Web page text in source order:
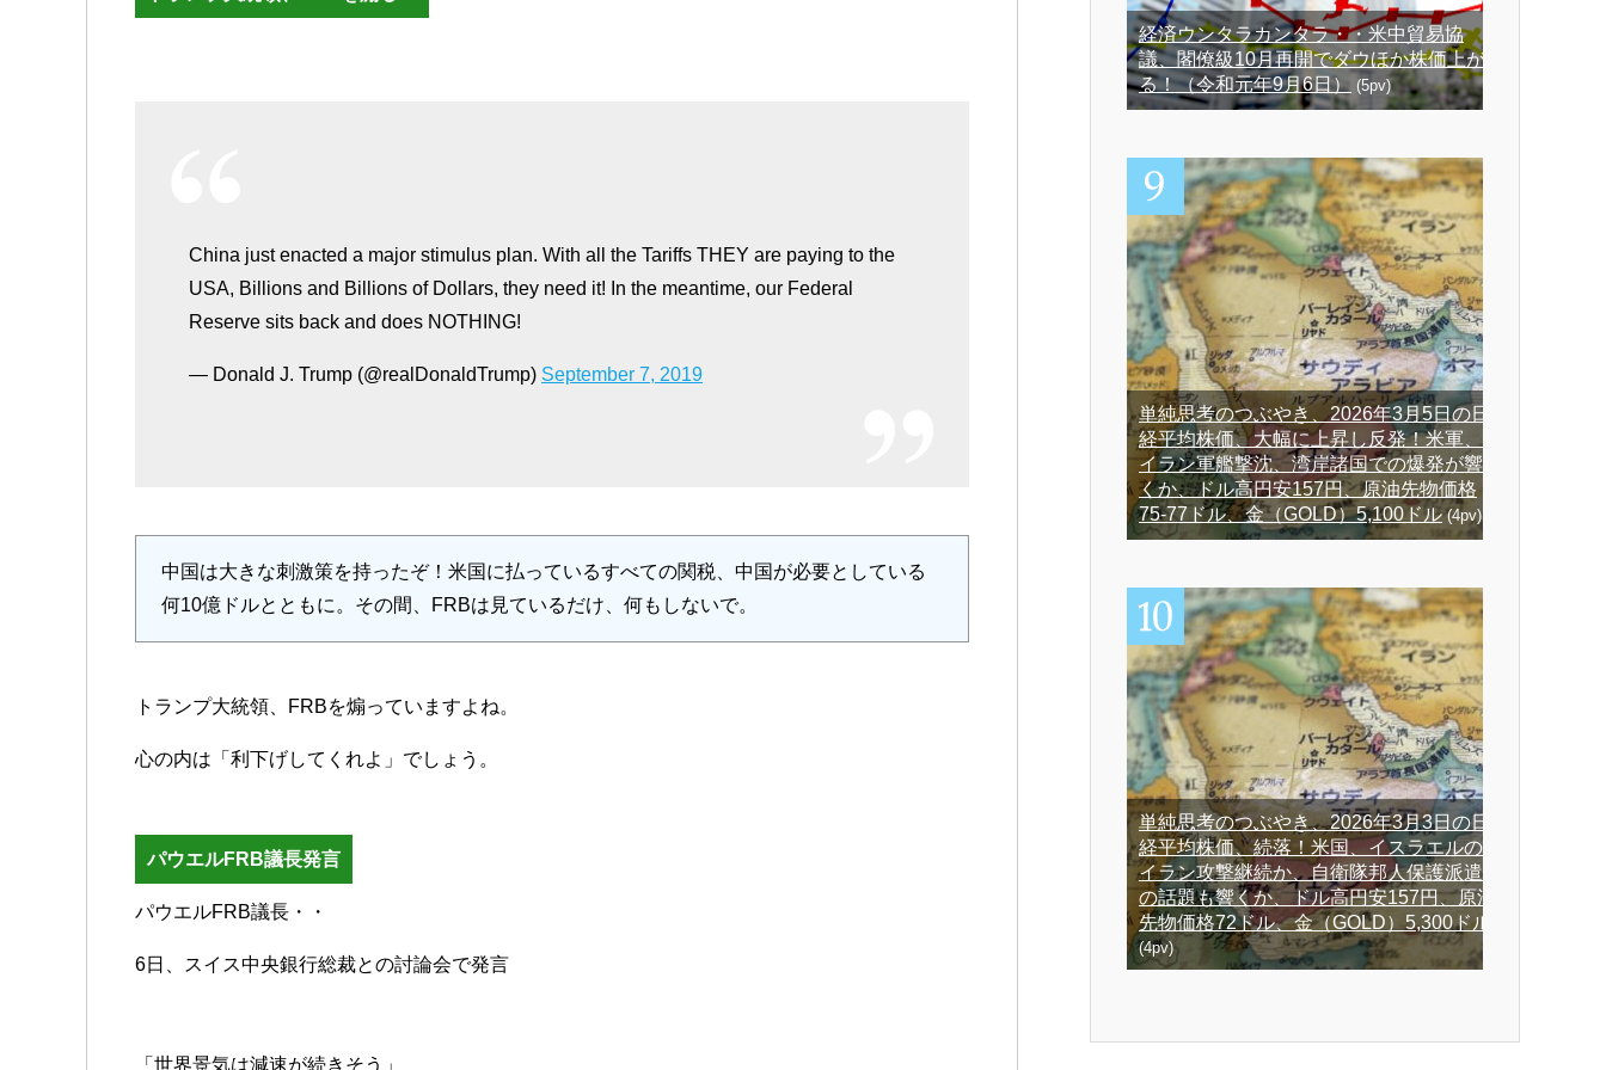
China just enacted a major stimulus plan. With all the Tariffs THEY are paying to the
USA, Billions and Billions of Dollars, they need it! In the meantime, our Federal
Reserve sits back and does NOTHING!
— Donald J. Trump (@realDonaldTrump) September 7, 2019
中国は大きな刺激策を持ったぞ！米国に払っているすべての関税、中国が必要としている
何10億ドルとともに。その間、FRBは見ているだけ、何もしないで。
トランプ大統領、FRBを煽っていますよね。
心の内は「利下げしてくれよ」でしょう。
パウエルFRB議長発言
パウエルFRB議長・・
6日、スイス中央銀行総裁との討論会で発言
「世界景気は減速が続きそう」
経済ウンタラカンタラ・・米中貿易協
議、閣僚級10月再開でダウほか株価上が
る！（令和元年9月6日） (5pv)
単純思考のつぶやき、2026年3月5日の日
経平均株価、大幅に上昇し反発！米軍、
イラン軍艦撃沈、湾岸諸国での爆発が響
くか、ドル高円安157円、原油先物価格
75-77ドル、金（GOLD）5,100ドル (4pv)
単純思考のつぶやき、2026年3月3日の日
経平均株価、続落！米国、イスラエルの
イラン攻撃継続か、自衛隊邦人保護派遣
の話題も響くか、ドル高円安157円、原油
先物価格72ドル、金（GOLD）5,300ドル
(4pv)